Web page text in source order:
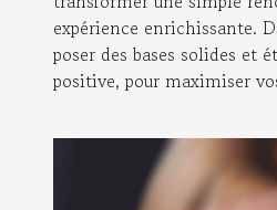
expérience enrichissante.
poser des bases solides et
positive, pour maximiser